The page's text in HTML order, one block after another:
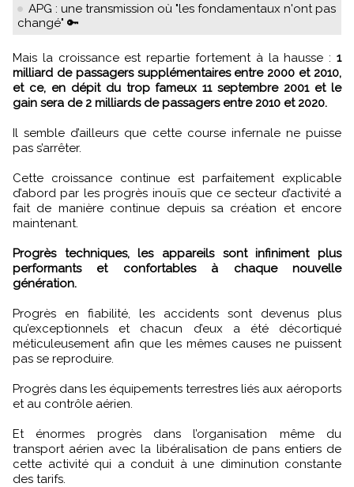
APG : une transmission où "les fondamentaux n'ont pas
changé" 🔑
Mais la croissance est repartie fortement à la hausse : 1
milliard de passagers supplémentaires entre 2000 et 2010,
et ce, en dépit du trop fameux 11 septembre 2001 et le
gain sera de 2 milliards de passagers entre 2010 et 2020.
Il semble d’ailleurs que cette course infernale ne puisse
pas s’arrêter.
Cette croissance continue est parfaitement explicable
d’abord par les progrès inouïs que ce secteur d’activité a
fait de manière continue depuis sa création et encore
maintenant.
Progrès techniques, les appareils sont infiniment plus
performants et confortables à chaque nouvelle
génération.
Progrès en fiabilité, les accidents sont devenus plus
qu’exceptionnels et chacun d’eux a été décortiqué
méticuleusement afin que les mêmes causes ne puissent
pas se reproduire.
Progrès dans les équipements terrestres liés aux aéroports
et au contrôle aérien.
Et énormes progrès dans l’organisation même du
transport aérien avec la libéralisation de pans entiers de
cette activité qui a conduit à une diminution constante
des tarifs.